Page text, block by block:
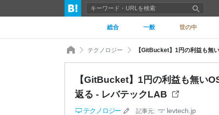
総合 一般 世の中
テクノロジー 【GitBucket】1円の利益も無
【GitBucket】1円の利益も無い
返る - レバテックLAB
テクノロジー 記事元: levtech.jp